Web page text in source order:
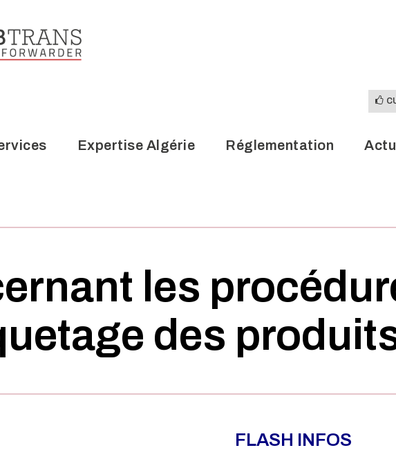
Expertise Algérie
Expertise Algérie Réglementation
les
des
FLASH INFOS